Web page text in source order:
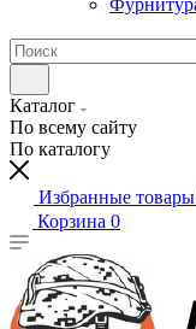
Каталог
По всему сайту
По каталогу
Избранные товары
Корзина 0